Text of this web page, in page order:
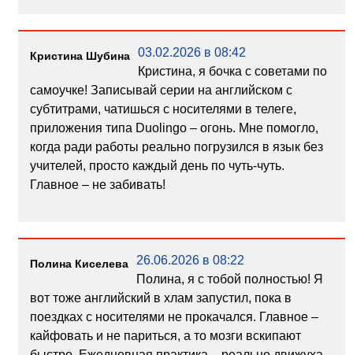
Кристина Шубина
03.02.2026 в 08:42
Кристина, я бочка с советами по
самоучке! Записывай серии на английском с
субтитрами, чатишься с носителями в телеге,
приложения типа Duolingo – огонь. Мне помогло,
когда ради работы реально погрузился в язык без
учителей, просто каждый день по чуть-чуть.
Главное – не забивать!
Полина Киселева
26.06.2026 в 08:22
Полина, я с тобой полностью! Я
вот тоже английский в хлам запустил, пока в
поездках с носителями не прокачался. Главное –
кайфовать и не париться, а то мозги вскипают